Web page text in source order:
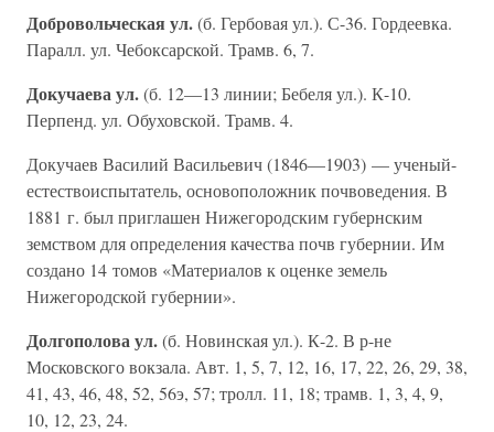
Добровольческая ул.(б. Гербовая ул.). С-36. Гордеевка.
Паралл. ул. Чебоксарской. Трамв. 6, 7.
Докучаева ул.(б. 12—13 линии; Бебеля ул.). К-10.
Перпенд. ул. Обуховской. Трамв. 4.
Докучаев Василий Васильевич (1846—1903) — ученый-
естествоиспытатель, основоположник почвоведения. В
1881 г. был приглашен Нижегородским губернским
земством для определения качества почв губернии. Им
создано 14 томов «Материалов к оценке земель
Нижегородской губернии».
Долгополова ул.(б. Новинская ул.). К-2. В р-не
Московского вокзала. Авт. 1, 5, 7, 12, 16, 17, 22, 26, 29, 38,
41, 43, 46, 48, 52, 56э, 57; тролл. 11, 18; трамв. 1, 3, 4, 9,
10, 12, 23, 24.